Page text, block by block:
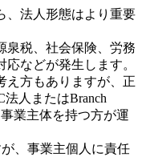
、法人形態はより重要
泉税、社会保険、労務
などが発生します。
え方もありますが、正
人またはBranch
業主体を持つ方が運
が、事業主個人に責任